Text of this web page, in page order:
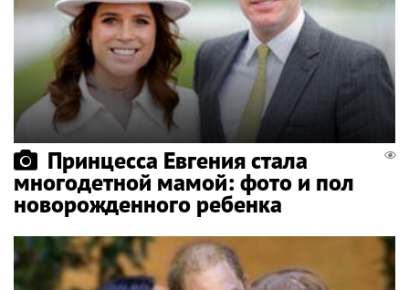
Принцесса Евгения стала
многодетной мамой: фото и пол
новорожденного ребенка